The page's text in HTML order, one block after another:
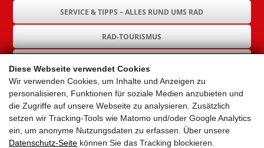
Diese Webseite verwendet Cookies
Wir verwenden Cookies, um Inhalte und Anzeigen zu
personalisieren, Funktionen für soziale Medien anzubieten und
die Zugriffe auf unsere Webseite zu analysieren. Zusätzlich
setzen wir Tracking-Tools wie Matomo und/oder Google Analytics
ein, um anonyme Nutzungsdaten zu erfassen. Über unsere
Datenschutz-Seite können Sie das Tracking blockieren.
SERVICE & TIPPS – ALLES RUND UMS RAD
RAD-TOURISMUS
GEMEINDEN
AKTUELLES
PARTNER